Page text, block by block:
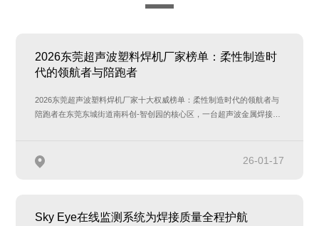
2026东莞超声波塑料焊机厂家榜单：柔性制造时
代的领航者与陪跑者
2026东莞超声波塑料焊机厂家十大权威榜单：柔性制造时代的领航者与
陪跑者在东莞东城街道南科创-智创园的核心区，一台超声波金属焊接机
26-01-17
Sky Eye在线监测系统为焊接质量全程护航